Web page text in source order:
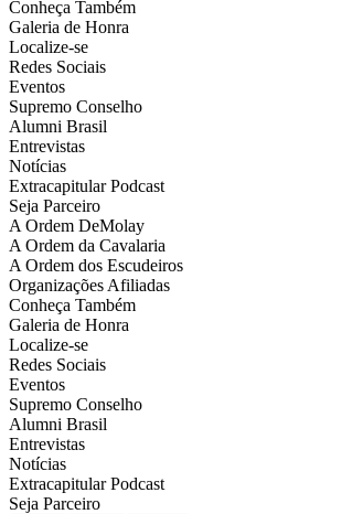
Conheça Também
Galeria de Honra
Localize-se
Redes Sociais
Eventos
Supremo Conselho
Alumni Brasil
Entrevistas
Notícias
Extracapitular Podcast
Seja Parceiro
A Ordem DeMolay
A Ordem da Cavalaria
A Ordem dos Escudeiros
Organizações Afiliadas
Conheça Também
Galeria de Honra
Localize-se
Redes Sociais
Eventos
Supremo Conselho
Alumni Brasil
Entrevistas
Notícias
Extracapitular Podcast
Seja Parceiro